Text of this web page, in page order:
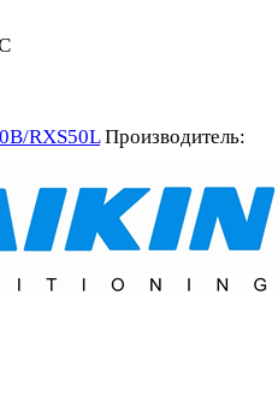
RXS50LПроизводитель: